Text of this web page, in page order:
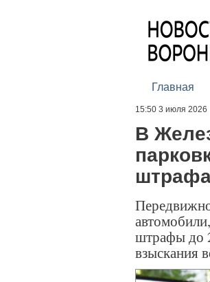
Главная
15:50 3 июля 2026
В
штрафы до
взыскания